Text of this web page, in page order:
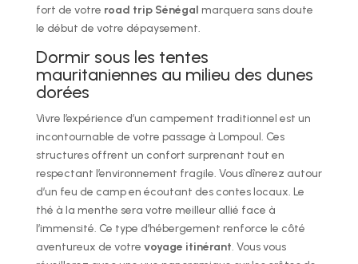
fort de votre road trip Sénégal marquera sans doute
le début de votre dépaysement.
Dormir sous les tentes
mauritaniennes au milieu des dunes
dorées
Vivre l’expérience d’un campement traditionnel est un
incontournable de votre passage à Lompoul. Ces
structures offrent un confort surprenant tout en
respectant l’environnement fragile. Vous dînerez autour
d’un feu de camp en écoutant des contes locaux. Le
thé à la menthe sera votre meilleur allié face à
l’immensité. Ce type d’hébergement renforce le côté
aventureux de votre voyage itinérant. Vous vous